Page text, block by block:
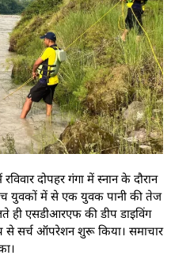
दोपहर गंगा में स्नान के दौरान
युवकों में से एक युवक पानी की तेज
ही एसडीआरएफ की डीप डाइविंग
सर्च ऑपरेशन शुरू किया। समाचार